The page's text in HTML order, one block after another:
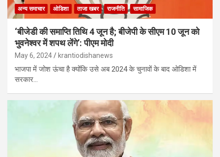
अन्य समाचार ओडिशा ताजा खबर राजनीति सामाजिक
‘बीजेडी की समाप्ति तिथि 4 जून है; बीजेपी के सीएम 10 जून को
भुवनेश्वर में शपथ लेंगे’: पीएम मोदी
May 6, 2024 krantiodishanews
भाजपा में जोश ऊंचा है क्योंकि उसे अब 2024 के चुनावों के बाद ओडिशा में
सरकार…